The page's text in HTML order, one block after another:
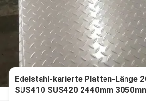
Edelstahl-karierte Platten-Länge
SUS410 SUS420 2440mm